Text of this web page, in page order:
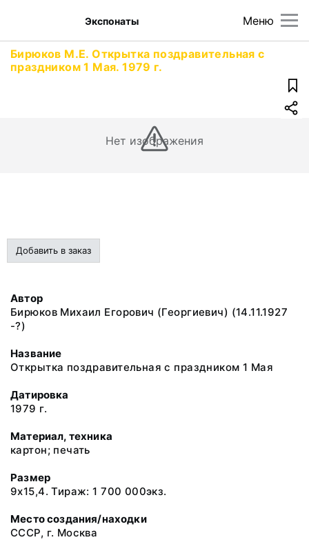
Меню
Экспонаты
Бирюков М.Е. Открытка поздравительная с
праздником 1 Мая. 1979 г.
Нет изображения
Добавить в заказ
Автор
Бирюков Михаил Егорович (Георгиевич) (14.11.1927
-?)
Название
Открытка поздравительная с праздником 1 Мая
Датировка
1979 г.
Материал, техника
картон; печать
Размер
9х15,4. Тираж: 1 700 000экз.
Место создания/находки
СССР, г. Москва